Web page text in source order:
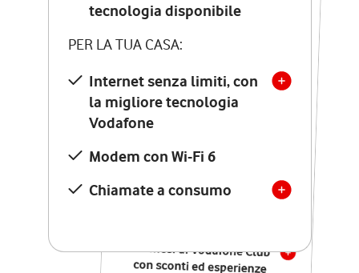
tecnologia disponibile
PER LA TUA CASA:
Internet senza limiti, con
la migliore tecnologia
Vodafone
Modem con Wi-Fi 6
Chiamate a consumo
tecnologia disponibile
PER LA TUA CASA:
Internet senza limiti, con
la migliore tecnologia
Vodafone
Modem Seven con Wi-Fi 7
Chiamate illimitate verso
numeri fissi e mobili
nazionali
12 mesi di Vodafone Club
con sconti ed esperienze
esclusive, poi si disattiva